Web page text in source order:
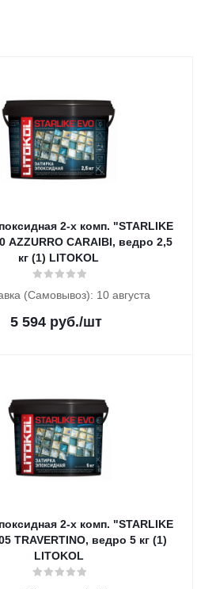
2-х комп. "STARLIKE
AZZURRO CARAIBI, ведро 2,5
кг (1) LITOKOL
(Самовывоз): 10 августа
5 594руб./шт
2-х комп. "STARLIKE
TRAVERTINO, ведро 5 кг (1)
LITOKOL